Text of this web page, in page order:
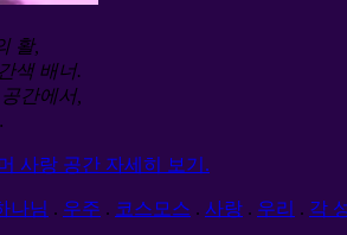
활,
색 배너.
간에서,
사랑 공간 자세히 보기.
나님 . 우주 . 코스모스 . 사랑 . 우리 . 각